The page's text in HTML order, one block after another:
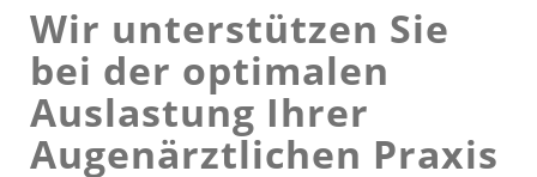
Wir unterstützen Sie
bei der optimalen
Auslastung Ihrer
Augenärztlichen Praxis